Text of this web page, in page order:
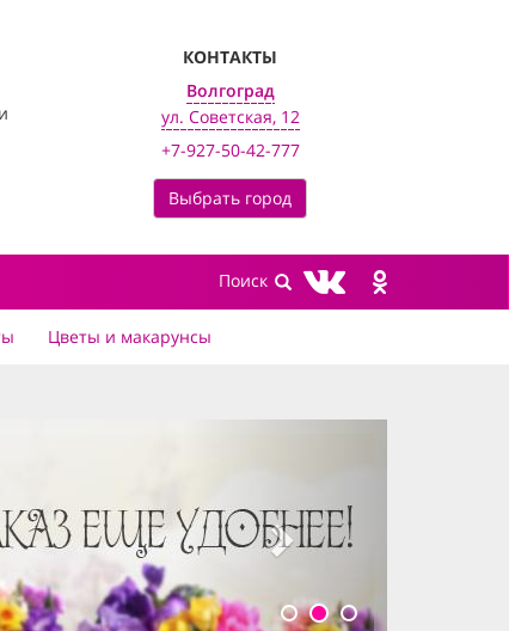
КОНТАКТЫ
Волгоград
ул. Советская, 12
+7-927-50-42-777
Выбрать город
Цветы и макарунсы